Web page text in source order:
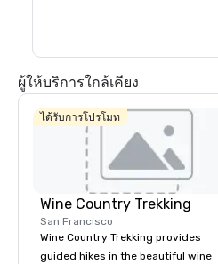
ผู้ให้บริการใกล้เคียง
ได้รับการโปรโมท
Wine Country Trekking
San Francisco
Wine Country Trekking provides
guided hikes in the beautiful wine